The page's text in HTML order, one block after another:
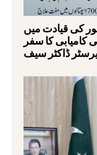
کی قیادت میں
کا سفر
ڈاکٹر سیف